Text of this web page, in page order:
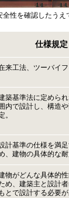
全性を確認したうえ
仕様規定
来工法、ツーバイ
築基準法に定めら
囲内で設計し、構造
。
計基準の仕様を満
、建物の具体的な
物がどんな具体的
め、建築主と設計
もとで設計する必要が